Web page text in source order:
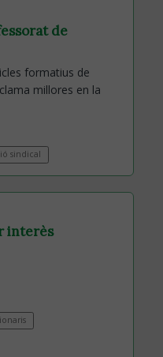
de
formatius de
millores en la
sindical
interès